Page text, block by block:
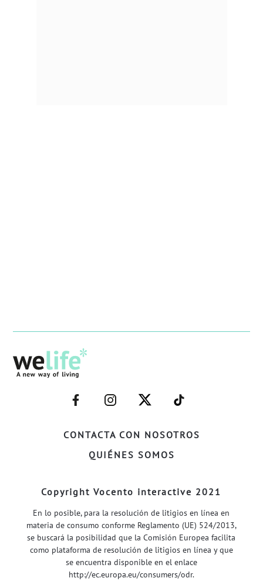
CONTACTA CON NOSOTROS
QUIÉNES SOMOS
–
FACEBOOK–
–
INSTAGRAM–
–
TWITTER–
–
WELIFE–
Copyright Vocento interactive 2021
En lo posible, para la resolución de litigios en línea en
materia de consumo conforme Reglamento (UE) 524/2013,
se buscará la posibilidad que la Comisión Europea facilita
como plataforma de resolución de litigios en línea y que
se encuentra disponible en el enlace
http://ec.europa.eu/consumers/odr.